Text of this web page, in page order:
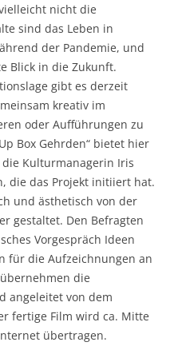
nicht die
sind das Leben in
der Pandemie, und
Blick in die Zukunft.
gibt es derzeit
kreativ im
oder Aufführungen zu
Box Gehrden“ bietet hier
die Kulturmanagerin Iris
die das Projekt initiiert hat.
und ästhetisch von der
gestaltet. Den Befragten
Vorgespräch Ideen
für die Aufzeichnungen an
die
angeleitet von dem
fertige Film wird ca. Mitte
übertragen.